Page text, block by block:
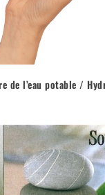
de l’eau potable /